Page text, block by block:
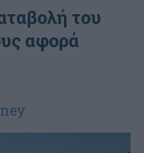
του
αφορά